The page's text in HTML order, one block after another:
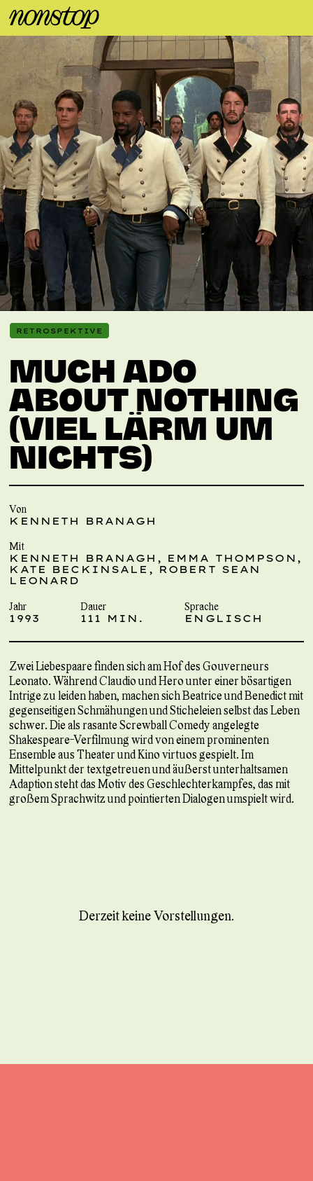
Derzeit keine Vorstellungen.
RETROSPEKTIVE
MUCH ADO
ABOUT NOTHING
(VIEL LÄRM UM
NICHTS)
Von
KENNETH BRANAGH
Mit
KENNETH BRANAGH, EMMA THOMPSON,
KATE BECKINSALE, ROBERT SEAN
LEONARD
Jahr
1993
Dauer
111 MIN.
Sprache
ENGLISCH
Zwei Liebespaare finden sich am Hof des Gouverneurs
Leonato. Während Claudio und Hero unter einer bösartigen
Intrige zu leiden haben, machen sich Beatrice und Benedict mit
gegenseitigen Schmähungen und Sticheleien selbst das Leben
schwer. Die als rasante Screwball Comedy angelegte
Shakespeare-Verfilmung wird von einem prominenten
Ensemble aus Theater und Kino virtuos gespielt. Im
Mittelpunkt der textgetreuen und äußerst unterhaltsamen
Adaption steht das Motiv des Geschlechterkampfes, das mit
großem Sprachwitz und pointierten Dialogen umspielt wird.